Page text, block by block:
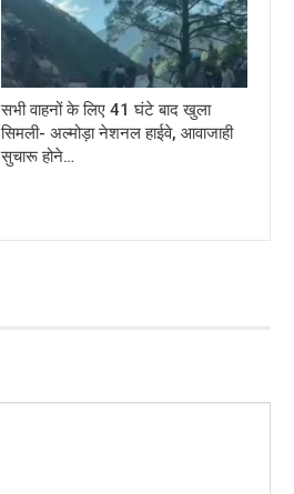
सभी वाहनों के लिए 41 घंटे बाद खुला
सिमली- अल्मोड़ा नेशनल हाईवे, आवाजाही
सुचारू होने…